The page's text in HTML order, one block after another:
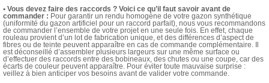
• Vous devez faire des raccords ? Voici ce qu’il faut savoir avant de
commander : Pour garantir un rendu homogène de votre gazon synthétique
(uniformité du gazon artificiel pour un raccord parfait), nous vous recommandons
de commander l’ensemble de votre projet en une seule fois. En effet, chaque
rouleau provient d’un lot de fabrication unique, et des différences d’aspect de
fibres ou de teinte peuvent apparaître en cas de commande complémentaire. Il
est déconseillé d’assembler plusieurs largeurs sur une même surface ou
d’effectuer des raccords entre des bobineaux, des chutes ou une coupe, car des
écarts de couleur peuvent apparaître. Pour éviter toute mauvaise surprise :
veillez à bien anticiper vos besoins avant de valider votre commande.